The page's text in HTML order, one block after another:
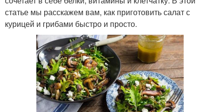
статье мы расскажем вам, как приготовить салат с
курицей и грибами быстро и просто.